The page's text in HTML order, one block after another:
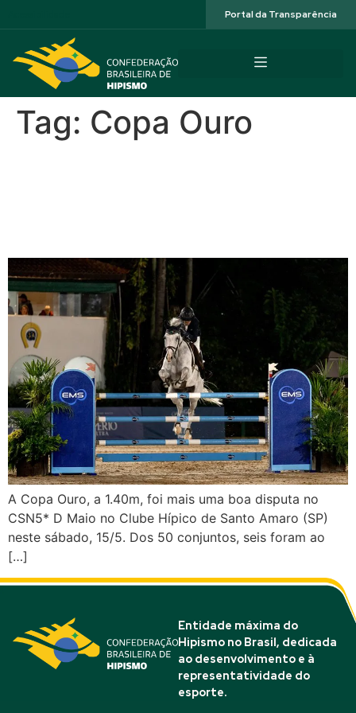
Portal da Transparência
Tag: Copa Ouro
A Copa Ouro, a 1.40m, foi mais uma boa disputa no
CSN5* D Maio no Clube Hípico de Santo Amaro (SP)
neste sábado, 15/5. Dos 50 conjuntos, seis foram ao
[…]
Entidade máxima do
Hipismo no Brasil, dedicada
ao desenvolvimento e à
representatividade do
esporte.